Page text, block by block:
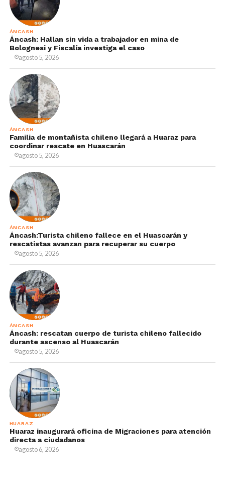
ÁNCASH
Áncash: Hallan sin vida a trabajador en mina de
Bolognesi y Fiscalía investiga el caso
agosto 5, 2026
ÁNCASH
Familia de montañista chileno llegará a Huaraz para
coordinar rescate en Huascarán
agosto 5, 2026
ÁNCASH
Áncash:Turista chileno fallece en el Huascarán y
rescatistas avanzan para recuperar su cuerpo
agosto 5, 2026
ÁNCASH
Áncash: rescatan cuerpo de turista chileno fallecido
durante ascenso al Huascarán
agosto 5, 2026
HUARAZ
Huaraz inaugurará oficina de Migraciones para atención
directa a ciudadanos
agosto 6, 2026